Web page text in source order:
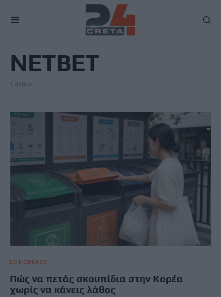
NETBET
1 άρθρο
LONGREADS
Πώς να πετάς σκουπίδια στην Κορέα
χωρίς να κάνεις λάθος